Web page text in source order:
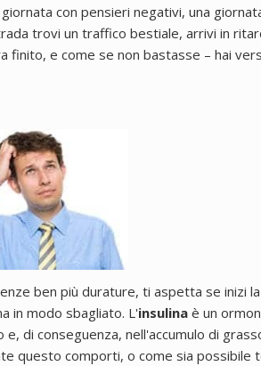
con pensieri negativi, una
trovi un traffico bestiale, arrivi in
e come se non bastasse – hai
ben più durature, ti aspetta se inizi
in modo sbagliato. L'insulina è un
di conseguenza, nell'accumulo di
questo comporti, o come sia possibile